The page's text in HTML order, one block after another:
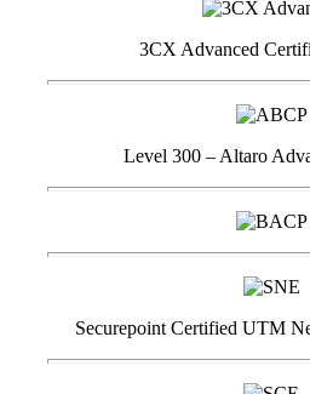
3CX Advanced
Level 300 – Altaro
Securepoint Certified UTM